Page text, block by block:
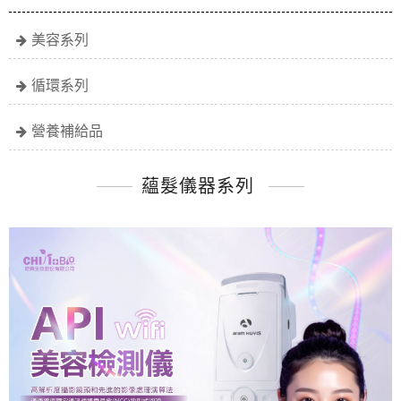
美容系列
循環系列
營養補給品
蘊髮儀器系列